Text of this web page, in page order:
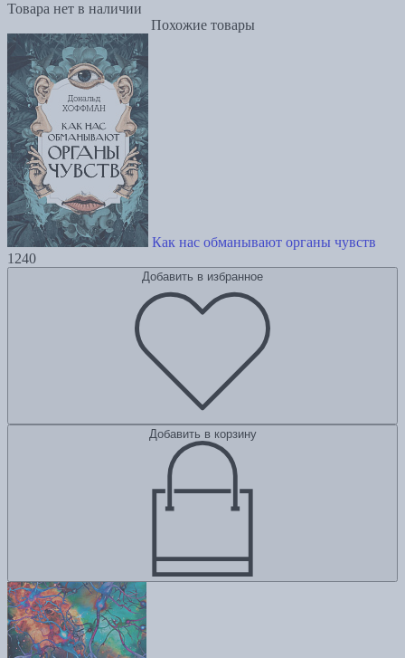
Товара нет в наличии
Похожие товары
Как нас обманывают органы чувств
1240
Добавить в избранное
Добавить в корзину